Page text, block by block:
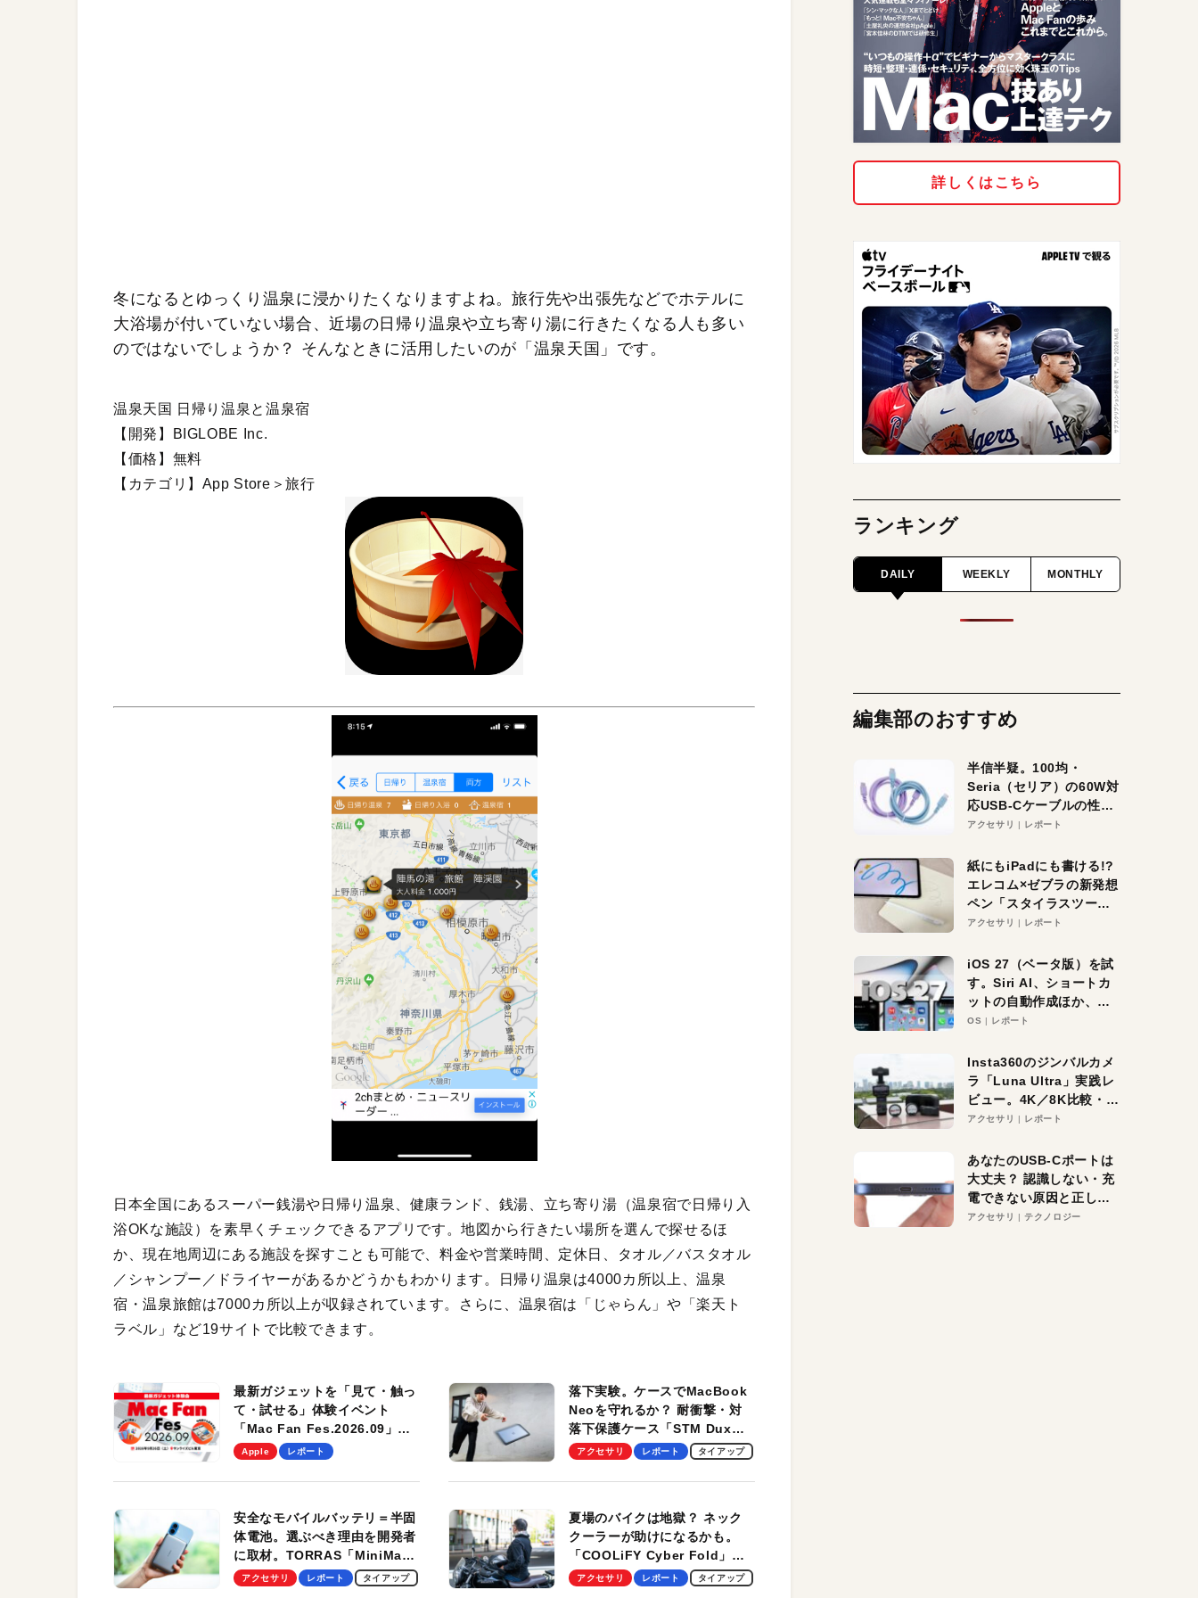
冬になるとゆっくり温泉に浸かりたくなりますよね。旅行先や出張先などでホテルに
大浴場が付いていない場合、近場の日帰り温泉や立ち寄り湯に行きたくなる人も多い
のではないでしょうか？ そんなときに活用したいのが「温泉天国」です。
温泉天国 日帰り温泉と温泉宿
【開発】BIGLOBE Inc.
【価格】無料
【カテゴリ】App Store＞旅行
日本全国にあるスーパー銭湯や日帰り温泉、健康ランド、銭湯、立ち寄り湯（温泉宿で日帰り入
浴OKな施設）を素早くチェックできるアプリです。地図から行きたい場所を選んで探せるほ
か、現在地周辺にある施設を探すことも可能で、料金や営業時間、定休日、タオル／バスタオル
／シャンプー／ドライヤーがあるかどうかもわかります。日帰り温泉は4000カ所以上、温泉
宿・温泉旅館は7000カ所以上が収録されています。さらに、温泉宿は「じゃらん」や「楽天ト
ラベル」など19サイトで比較できます。
最新ガジェットを「見て・触っ
て・試せる」体験イベント
「Mac Fan Fes.2026.09」
を、9月26日（土）に開催しま
Apple レポート
落下実験。ケースでMacBook
Neoを守れるか？ 耐衝撃・対
落下保護ケース「STM Dux
Ultra」を検証。学生、ビジネ
適！
アクセサリ レポート タイアップ
安全なモバイルバッテリ＝半固
体電池。選ぶべき理由を開発者
に取材。TORRAS「MiniMag
Pro」の実機レビューも
アクセサリ レポート タイアップ
夏場のバイクは地獄？ ネック
クーラーが助けになるかも。
「COOLiFY Cyber Fold」レ
ビュー。冷却の速さ、密着する
アクセサリ レポート タイアップ
詳しくはこちら
ランキング
DAILY WEEKLY MONTHLY
編集部のおすすめ
半信半疑。100均・
Seria（セリア）の60W対
応USB-Cケーブルの性能
を検証。超コスパの1本を
アクセサリ レポート
紙にもiPadにも書ける!?
エレコム×ゼブラの新発想
ペン「スタイラスツーウ
ェイ」レビュー。持ち替
アクセサリ レポート
iOS 27（ベータ版）を試
す。Siri AI、ショートカ
ットの自動作成ほか、期
待大の便利機能5選。
る未来はすぐそこ！
OS レポート
Insta360のジンバルカメ
ラ「Luna Ultra」実践レ
ビュー。4K／8K比較・ズ
ーム・夜間撮影をチェッ
アクセサリ レポート
あなたのUSB-Cポートは
大丈夫？ 認識しない・充
電できない原因と正しい
対策
アクセサリ テクノロジー